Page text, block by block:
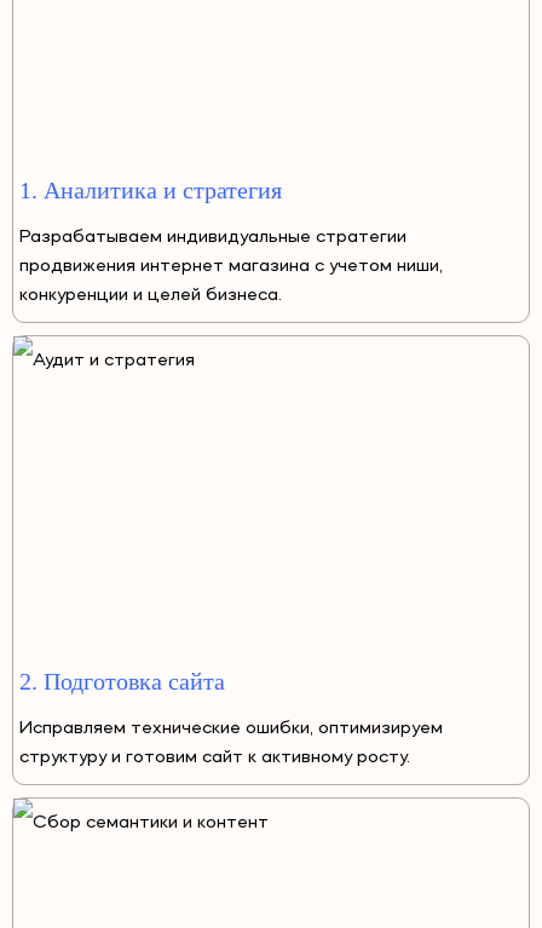
1. Аналитика и стратегия
Разрабатываем индивидуальные стратегии
продвижения интернет магазина с учетом ниши,
конкуренции и целей бизнеса.
2. Подготовка сайта
Исправляем технические ошибки, оптимизируем
структуру и готовим сайт к активному росту.